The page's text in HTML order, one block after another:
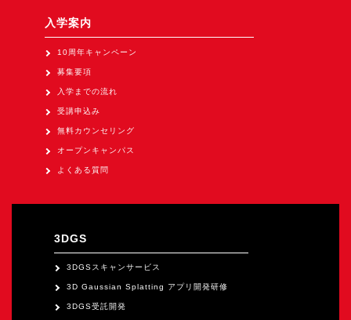
（1/8～10東京ビッグサイト）に出展。
Tsumiki Community Day 2026
（5/27～28 秋葉原UDX）に出展。
《求人》
オンライン
入学案内
10周年キャンペーン
募集要項
入学までの流れ
受講申込み
無料カウンセリング
オープンキャンパス
よくある質問
3DGS
3DGSスキャンサービス
3D Gaussian Splatting アプリ開発研修
3DGS受託開発